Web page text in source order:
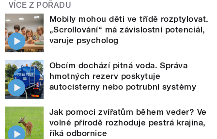
VÍCE Z POŘADU
Mobily mohou děti ve třídě rozptylovat.
„Scrollování“ má závislostní potenciál,
varuje psycholog
Obcím dochází pitná voda. Správa
hmotných rezerv poskytuje
autocisterny nebo potrubní systémy
Jak pomoci zvířatům během veder? Ve
volné přírodě rozhoduje pestrá krajina,
říká odbornice